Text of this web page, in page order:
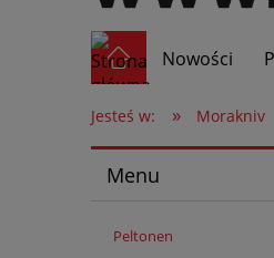
Nowości
Jesteś w: » Morakniv
Menu
Peltonen